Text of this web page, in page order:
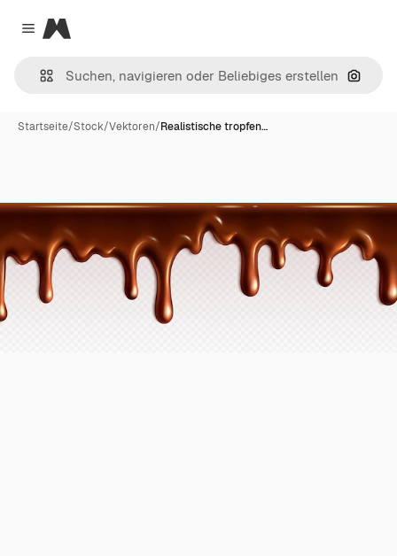
Close menu
Magnific
Nach
Startseite/Stock/Vektoren/Realistische tropfen…